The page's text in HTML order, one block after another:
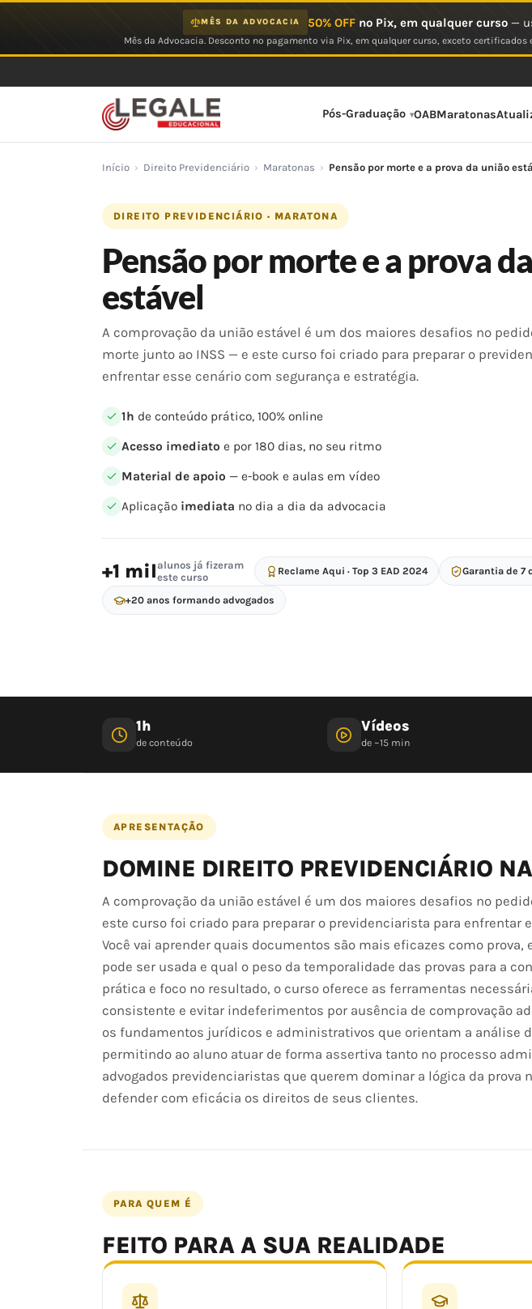
MÊS DA ADVOCACIA 50% OFFno Pix, em qualquer curso—
Mês da Advocacia. Desconto no pagamento via Pix, em qualquer curso, exceto
Pós-Graduação OABMaratonas
Início › Direito Previdenciário › Maratonas › Pensão por morte e a prova da união
DIREITO PREVIDENCIÁRIO · MARATONA
Pensão por morte e a prova
estável
A comprovação da união estável é um dos maiores desafios no
morte junto ao INSS — e este curso foi criado para preparar o
enfrentar esse cenário com segurança e estratégia.
1h de conteúdo prático, 100% online
Acesso imediato e por 180 dias, no seu ritmo
Material de apoio — e-book e aulas em vídeo
Aplicação imediata no dia a dia da advocacia
+1 milalunos já fizeram
este curso
Reclame Aqui · Top 3 EAD 2024 Garantia de 7
+20 anos formando advogados
1h
de conteúdo
Vídeos
de ~15 min
APRESENTAÇÃO
DOMINE DIREITO PREVIDENCIÁRIO
A comprovação da união estável é um dos maiores desafios no
este curso foi criado para preparar o previdenciarista para enfrentar
Você vai aprender quais documentos são mais eficazes como
pode ser usada e qual o peso da temporalidade das provas para a
prática e foco no resultado, o curso oferece as ferramentas
consistente e evitar indeferimentos por ausência de comprovação
os fundamentos jurídicos e administrativos que orientam a análise
permitindo ao aluno atuar de forma assertiva tanto no processo
advogados previdenciaristas que querem dominar a lógica da prova
defender com eficácia os direitos de seus clientes.
PARA QUEM É
FEITO PARA A SUA REALIDADE